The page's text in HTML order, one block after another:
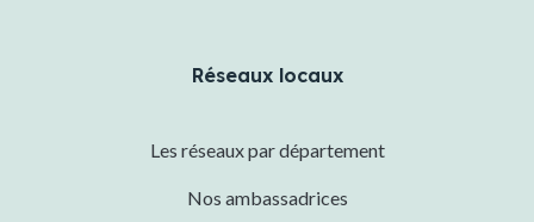
Réseaux locaux
Les réseaux par département
Nos ambassadrices